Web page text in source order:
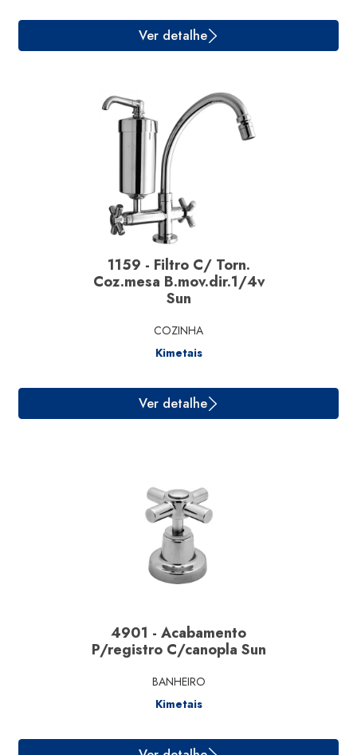
1159 - Filtro C/ Torn.
Coz.mesa B.mov.dir.1/4v
Sun
COZINHA
Kimetais
4901 - Acabamento
P/registro C/canopla Sun
BANHEIRO
Kimetais